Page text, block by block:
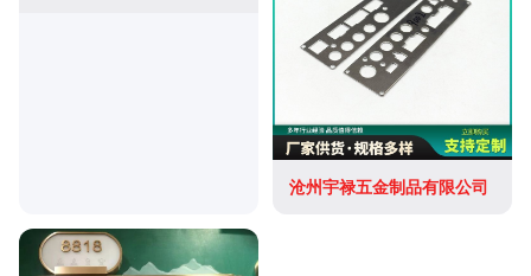
沧州宇禄五金制品有限公司